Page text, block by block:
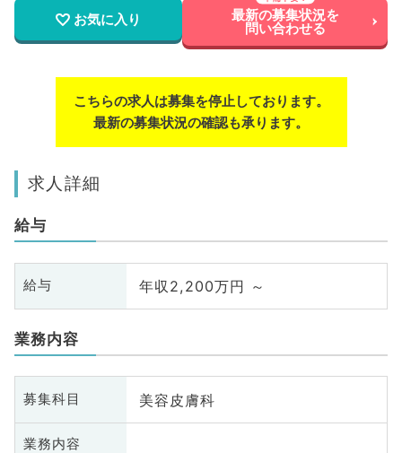
お気に入り 最新の募集状況を
問い合わせる
こちらの求人は募集を停止しております。
最新の募集状況の確認も承ります。
求人詳細
給与
給与 年収2,200万円 ～
業務内容
募集科目 美容皮膚科
業務内容